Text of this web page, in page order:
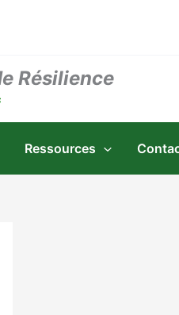
Résilience
Ressources